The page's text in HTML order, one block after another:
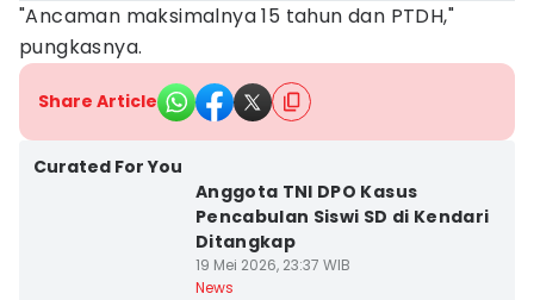
"Ancaman maksimalnya 15 tahun dan PTDH,"
pungkasnya.
Share Article
Curated For You
Anggota TNI DPO Kasus
Pencabulan Siswi SD di Kendari
Ditangkap
19 Mei 2026, 23:37 WIB
News